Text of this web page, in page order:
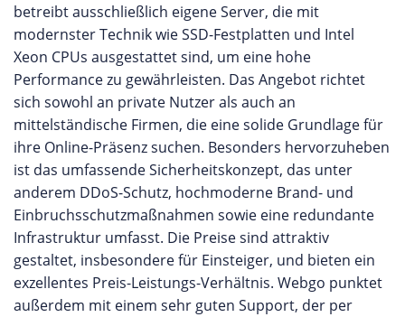
betreibt ausschließlich eigene Server, die mit
modernster Technik wie SSD-Festplatten und Intel
Xeon CPUs ausgestattet sind, um eine hohe
Performance zu gewährleisten. Das Angebot richtet
sich sowohl an private Nutzer als auch an
mittelständische Firmen, die eine solide Grundlage für
ihre Online-Präsenz suchen. Besonders hervorzuheben
ist das umfassende Sicherheitskonzept, das unter
anderem DDoS-Schutz, hochmoderne Brand- und
Einbruchsschutzmaßnahmen sowie eine redundante
Infrastruktur umfasst. Die Preise sind attraktiv
gestaltet, insbesondere für Einsteiger, und bieten ein
exzellentes Preis-Leistungs-Verhältnis. Webgo punktet
außerdem mit einem sehr guten Support, der per